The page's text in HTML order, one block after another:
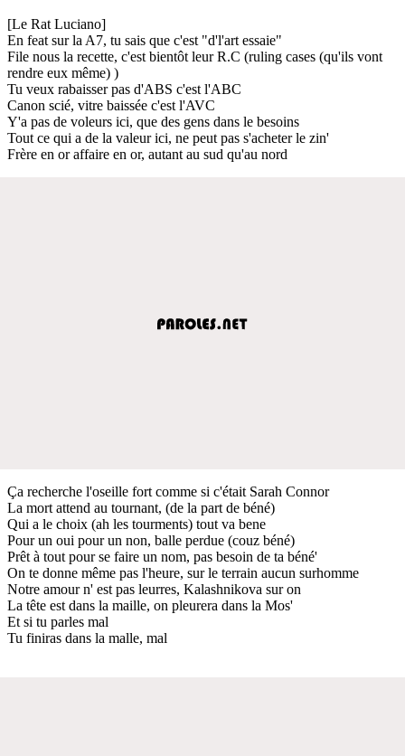
[Le Rat Luciano]
En feat sur la A7, tu sais que c'est "d'l'art essaie"
File nous la recette, c'est bientôt leur R.C (ruling cases (qu'ils vont
rendre eux même) )
Tu veux rabaisser pas d'ABS c'est l'ABC
Canon scié, vitre baissée c'est l'AVC
Y'a pas de voleurs ici, que des gens dans le besoins
Tout ce qui a de la valeur ici, ne peut pas s'acheter le zin'
Frère en or affaire en or, autant au sud qu'au nord
Ça recherche l'oseille fort comme si c'était Sarah Connor
La mort attend au tournant, (de la part de béné)
Qui a le choix (ah les tourments) tout va bene
Pour un oui pour un non, balle perdue (couz béné)
Prêt à tout pour se faire un nom, pas besoin de ta béné'
On te donne même pas l'heure, sur le terrain aucun surhomme
Notre amour n' est pas leurres, Kalashnikova sur on
La tête est dans la maille, on pleurera dans la Mos'
Et si tu parles mal
Tu finiras dans la malle, mal